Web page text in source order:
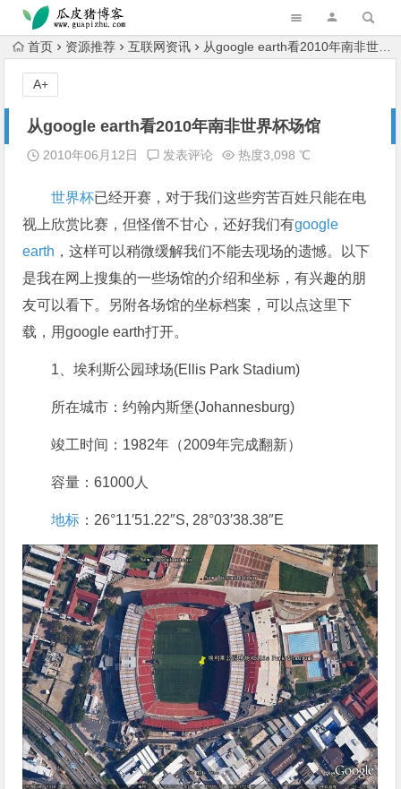
跳转到主内容
首页 资源推荐 互联网资讯 从google earth看2010年南非世界杯场馆
从google earth看2010年南非世界杯场馆
2010年06月12日 发表评论 热度3,098 ℃
世界杯已经开赛，对于我们这些穷苦百姓只能在电
视上欣赏比赛，但怪僧不甘心，还好我们有google
earth ，这样可以稍微缓解我们不能去现场的遗憾。以下
是我在网上搜集的一些场馆的介绍和坐标，有兴趣的朋
友可以看下。另附各场馆的坐标档案，可以点这里下
载，用google earth打开。
1、埃利斯公园球场(Ellis Park Stadium)
所在城市：约翰内斯堡(Johannesburg)
竣工时间：1982年（2009年完成翻新）
容量：61000人
地标 ：26°11′51.22″S, 28°03′38.38″E
A+